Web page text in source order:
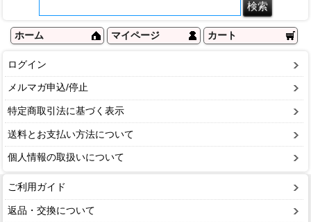
ホーム マイページ カート
ログイン
メルマガ申込/停止
特定商取引法に基づく表示
送料とお支払い方法について
個人情報の取扱いについて
ご利用ガイド
返品・交換について